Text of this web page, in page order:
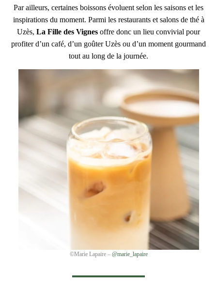
Par ailleurs, certaines boissons évoluent selon les saisons et les
inspirations du moment. Parmi les restaurants et salons de thé à
Uzès, La Fille des Vignes offre donc un lieu convivial pour
profiter d’un café, d’un goûter Uzès ou d’un moment gourmand
tout au long de la journée.
©Marie Lapaire – @marie_lapaire